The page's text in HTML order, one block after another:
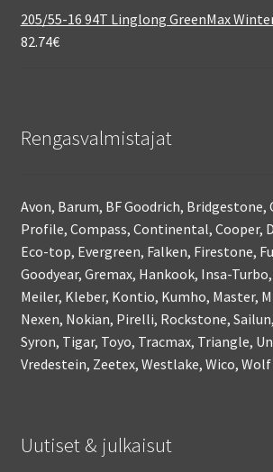
205/55-16 94T Linglong GreenMax
82.74€
Rengasvalmistajat
Avon, Barum, BF Goodrich, Bridgestone,
Profile, Compass, Continental, Cooper,
Eco-top, Evergreen, Falken, Firestone,
Goodyear, Gremax, Hankook, Insa-
Meiler, Kleber, Kontio, Kumho, Master,
Nexen, Nokian, Pirelli, Rockstone,
Syron, Tigar, Toyo, Tracmax, Triangle,
Vredestein, Zeetex, Westlake, Wico,
Uutiset & julkaisut